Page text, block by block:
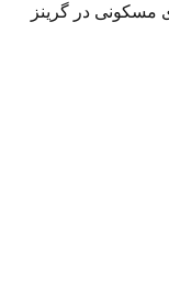
مسکونی در گرینز